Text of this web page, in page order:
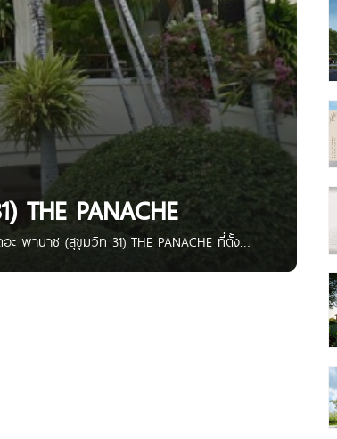
PANACHE
ะ พานาซ (สุขุมวิท 31) THE PANACHE ที่ตั้ง